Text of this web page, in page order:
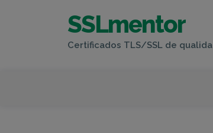
SSLmentor
Certificados TLS/SSL de